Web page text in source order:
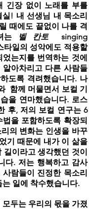
긴장 없이 노래를 부를
! 내 선생님 내 목소리
때에도 끝없이 나를 격
는
벨 칸토singing
타일의 성악에도 적용할
는지를 번역하는 것에
아차리고 다른 사람들
도록 격려했습니다. 나
함께 머물면서 보컬 기
을 연마했습니다. 로스
후, 저의 보컬 연구는 6
을 포함하도록 확장되
의 변화는 인생을 바꾸
기 때문에 내가 이 삶을
길이라고 생각했던 것이
다. 저는 행복하고 감사
람들이 진정한 목소리
일에 착수했습니다.
두는 우리의 몫을 가졌